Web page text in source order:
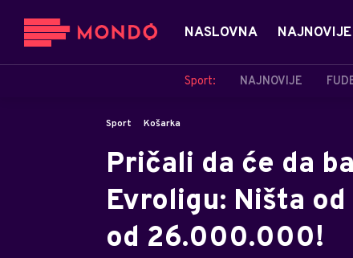
NASLOVNA NAJNOVIJE
Sport: NAJNOVIJE
Sport Košarka
Pričali da će da
Evroligu: Ništa
od 26.000.000!